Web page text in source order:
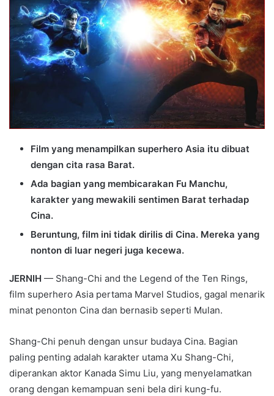
Film yang menampilkan superhero Asia itu dibuat
dengan cita rasa Barat.
Ada bagian yang membicarakan Fu Manchu,
karakter yang mewakili sentimen Barat terhadap
Cina.
Beruntung, film ini tidak dirilis di Cina. Mereka yang
nonton di luar negeri juga kecewa.
JERNIH — Shang-Chi and the Legend of the Ten Rings,
film superhero Asia pertama Marvel Studios, gagal menarik
minat penonton Cina dan bernasib seperti Mulan.
Shang-Chi penuh dengan unsur budaya Cina. Bagian
paling penting adalah karakter utama Xu Shang-Chi,
diperankan aktor Kanada Simu Liu, yang menyelamatkan
orang dengan kemampuan seni bela diri kung-fu.